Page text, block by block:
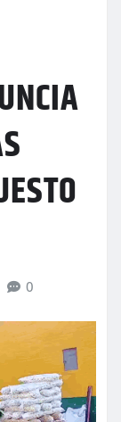
0